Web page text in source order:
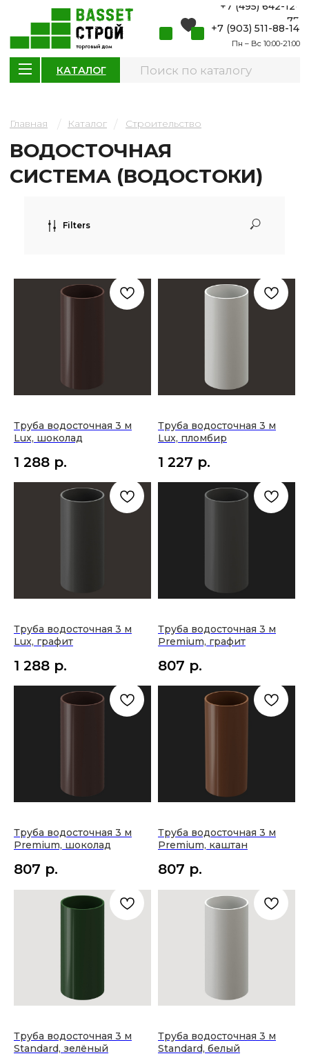
Пн – Вс 10:00-21:00
+7 (903) 511-88-14
КАТАЛОГ
СИСТЕМА (ВОДОСТОКИ)
Filters
Труба водосточная 3 м
Lux, шоколад
1 288 р.
Труба водосточная 3 м
Lux, пломбир
1 227 р.
Труба водосточная 3 м
Lux, графит
1 288 р.
Труба водосточная 3 м
Premium, графит
807 р.
Труба водосточная 3 м
Premium, шоколад
807 р.
Труба водосточная 3 м
Premium, каштан
807 р.
Труба водосточная 3 м
Standard, зелёный
Труба водосточная 3 м
Standard, белый